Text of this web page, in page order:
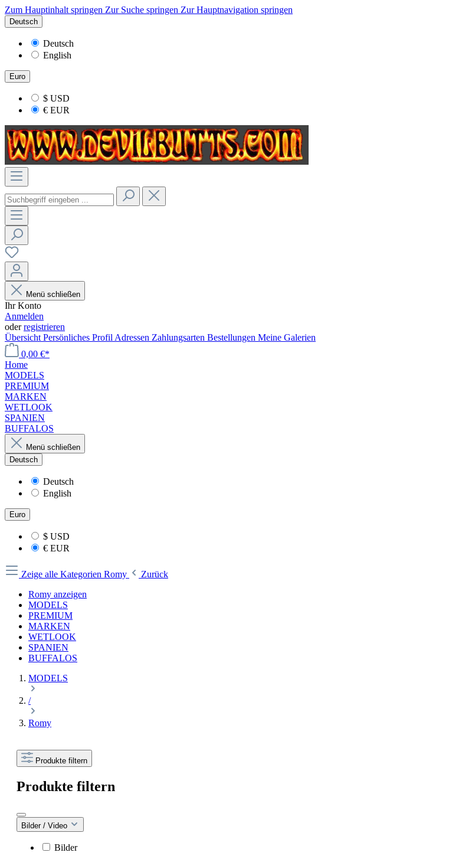
Zum Hauptinhalt springen Zur Suche springen Zur Hauptnavigation springen
Deutsch
Deutsch
English
Euro
$ USD
€ EUR
Menü schließen
Ihr Konto
Anmelden
oderregistrieren
Übersicht Persönliches Profil Adressen Zahlungsarten Bestellungen Meine Galerien
0,00 €*
Home
MODELS
PREMIUM
MARKEN
WETLOOK
SPANIEN
BUFFALOS
Menü schließen
Deutsch
Deutsch
English
Euro
$ USD
€ EUR
Zeige alle Kategorien Romy
Zurück
Romy anzeigen
MODELS
PREMIUM
MARKEN
WETLOOK
SPANIEN
BUFFALOS
MODELS
/
Romy
Produkte filtern
Produkte filtern
Bilder / Video
Bilder